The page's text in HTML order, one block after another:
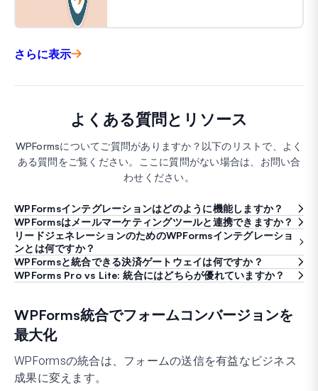
さらに表示
よくある質問とリソース
WPFormsについてご質問がありますか？以下のリストで、よく
ある質問をご覧ください。ここに質問がない場合は、お問い合
わせください。
WPFormsインテグレーションはどのように機能しますか？
WPFormsはメールマーケティングツールと連携できますか？
リードジェネレーションのためのWPFormsインテグレーショ
ンとは何ですか？
WPFormsと統合できる決済ゲートウェイは何ですか？
WPForms Pro vs Lite: 統合にはどちらが優れていますか？
WPForms統合でフォームコンバージョンを
最大化
WPFormsの統合は、フォームの送信を有益なビジネス
成果に変えます。